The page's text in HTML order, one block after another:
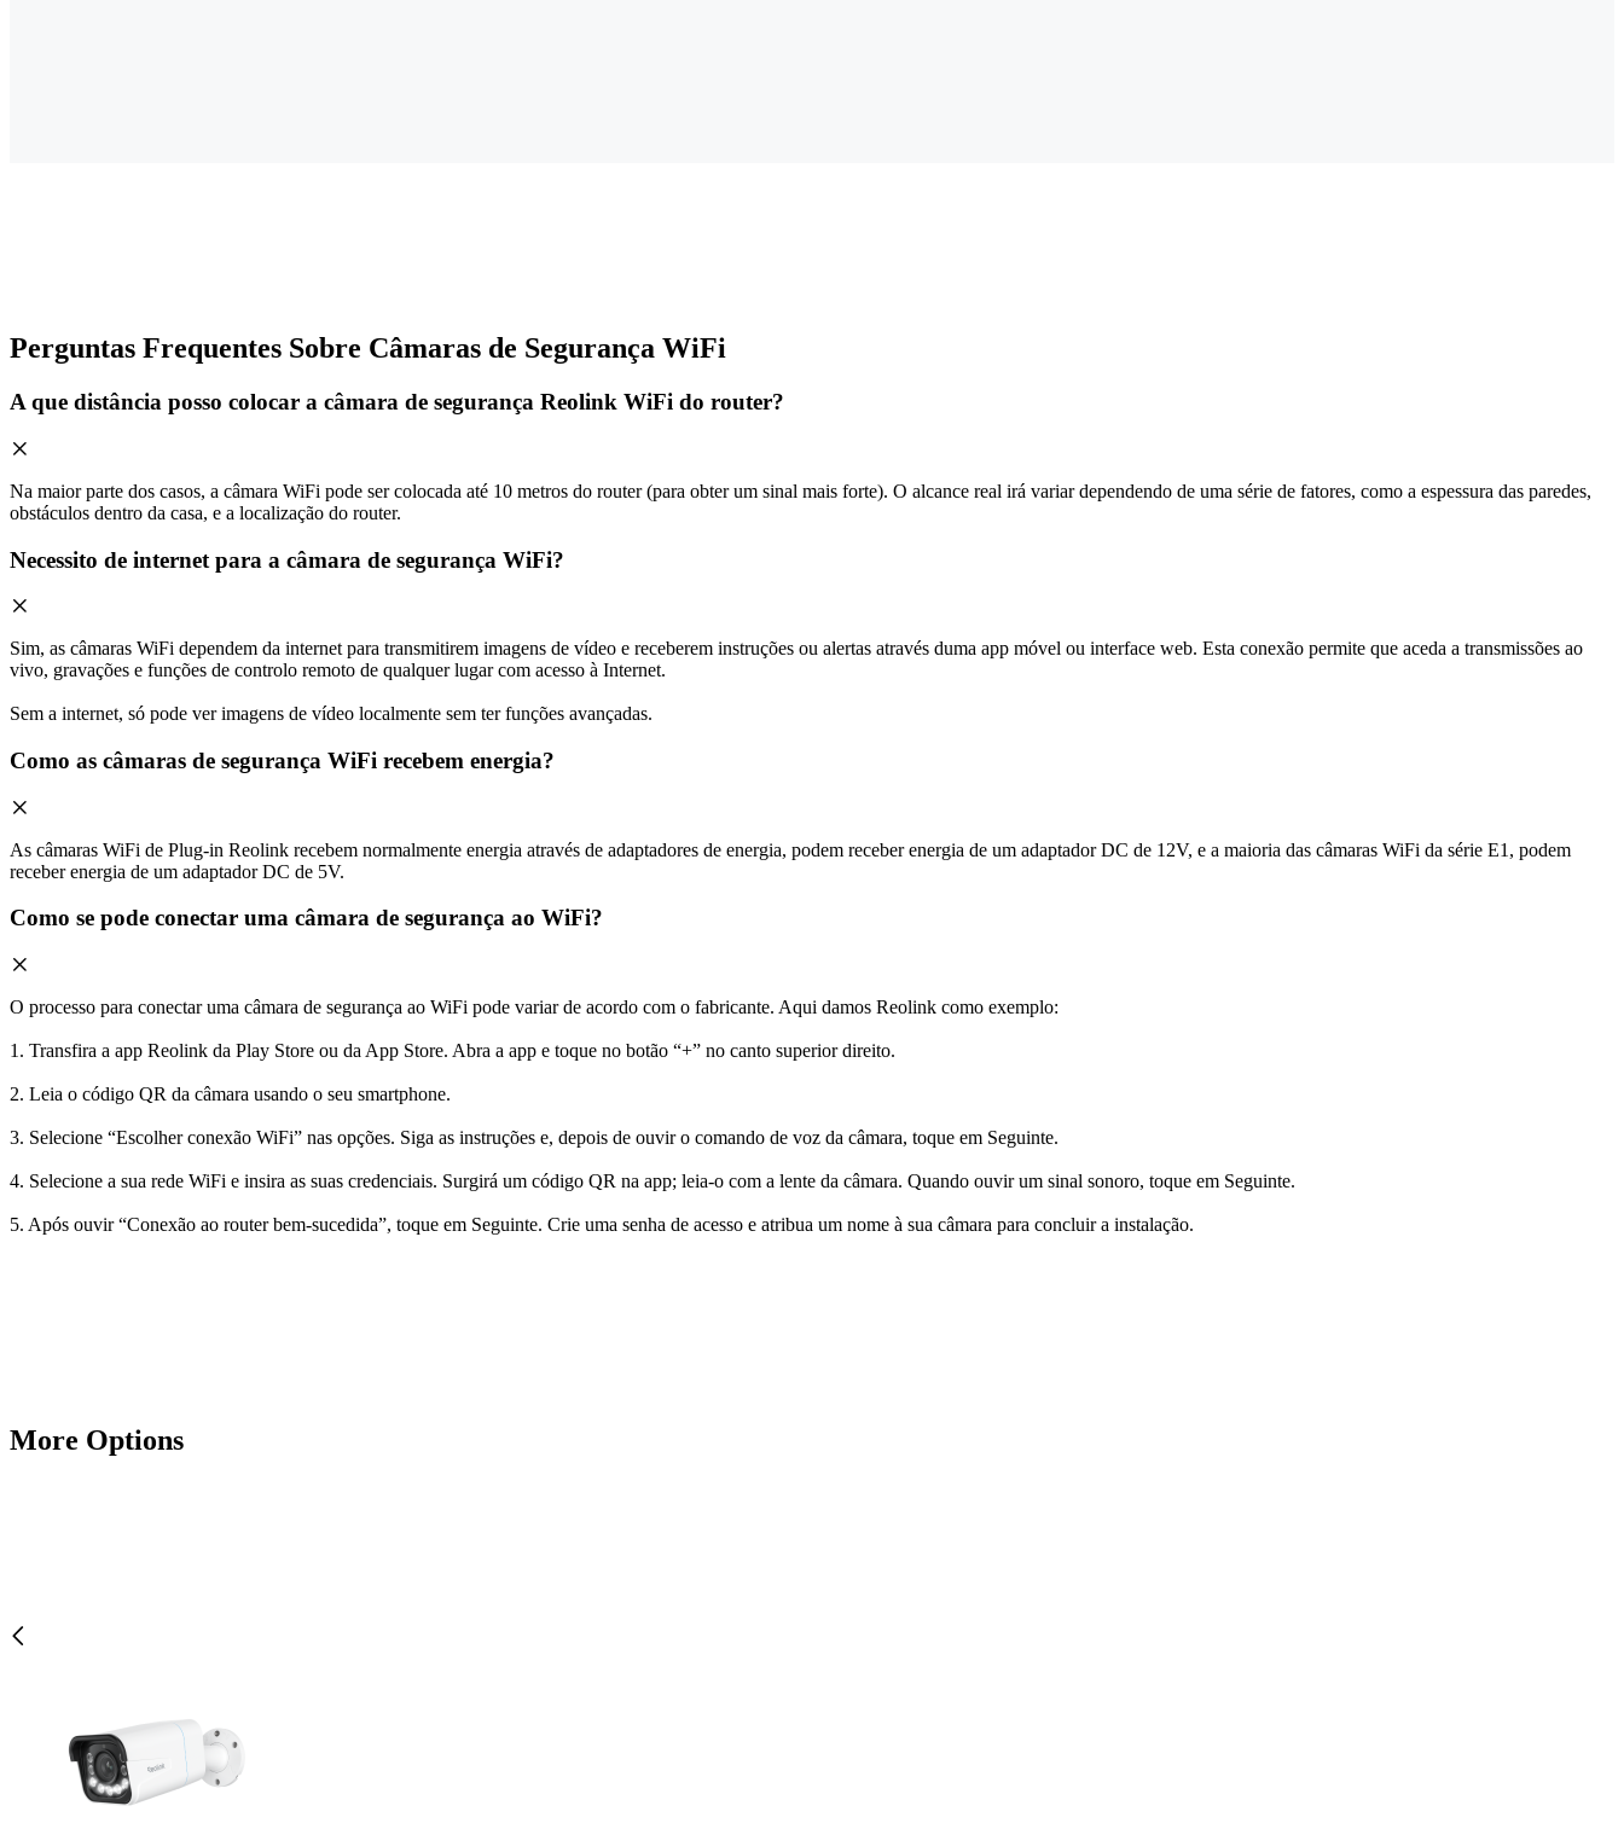
Perguntas Frequentes Sobre Câmaras de Segurança WiFi
A que distância posso colocar a câmara de segurança Reolink WiFi do router?
Na maior parte dos casos, a câmara WiFi pode ser colocada até 10 metros do router (para obter um sinal mais forte). O alcance real irá variar dependendo de uma série de fatores, como a espessura das paredes,
obstáculos dentro da casa, e a localização do router.
Necessito de internet para a câmara de segurança WiFi?
Sim, as câmaras WiFi dependem da internet para transmitirem imagens de vídeo e receberem instruções ou alertas através duma app móvel ou interface web. Esta conexão permite que aceda a transmissões ao
vivo, gravações e funções de controlo remoto de qualquer lugar com acesso à Internet.
Sem a internet, só pode ver imagens de vídeo localmente sem ter funções avançadas.
Como as câmaras de segurança WiFi recebem energia?
As câmaras WiFi de Plug-in Reolink recebem normalmente energia através de adaptadores de energia, podem receber energia de um adaptador DC de 12V, e a maioria das câmaras WiFi da série E1, podem
receber energia de um adaptador DC de 5V.
Como se pode conectar uma câmara de segurança ao WiFi?
O processo para conectar uma câmara de segurança ao WiFi pode variar de acordo com o fabricante. Aqui damos Reolink como exemplo:
1. Transfira a app Reolink da Play Store ou da App Store. Abra a app e toque no botão “+” no canto superior direito.
2. Leia o código QR da câmara usando o seu smartphone.
3. Selecione “Escolher conexão WiFi” nas opções. Siga as instruções e, depois de ouvir o comando de voz da câmara, toque em Seguinte.
4. Selecione a sua rede WiFi e insira as suas credenciais. Surgirá um código QR na app; leia-o com a lente da câmara. Quando ouvir um sinal sonoro, toque em Seguinte.
5. Após ouvir “Conexão ao router bem-sucedida”, toque em Seguinte. Crie uma senha de acesso e atribua um nome à sua câmara para concluir a instalação.
More Options